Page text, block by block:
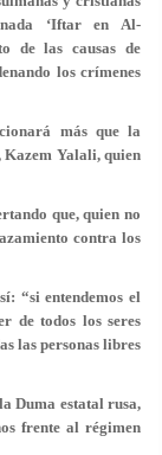
‘Iftar en Al-
de las causas de
los crímenes
más que la
Kazem Yalali, quien
que, quien no
contra los
“si entendemos el
de todos los seres
las personas libres
Duma estatal rusa,
frente al régimen